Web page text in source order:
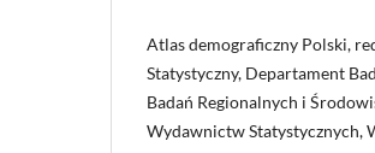
Atlas demograficzny Polski,
Statystyczny, Departament
Badań Regionalnych i
Wydawnictw Statystycznych,